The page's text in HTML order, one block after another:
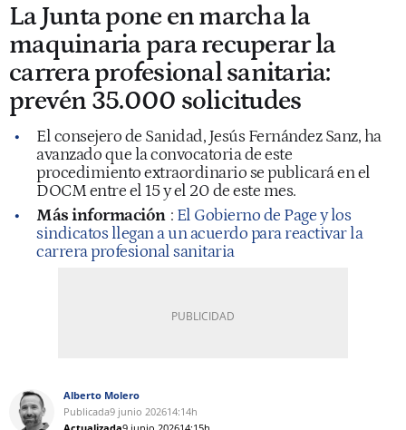
La Junta pone en marcha la
maquinaria para recuperar la
carrera profesional sanitaria:
prevén 35.000 solicitudes
El consejero de Sanidad, Jesús Fernández Sanz, ha
avanzado que la convocatoria de este
procedimiento extraordinario se publicará en el
DOCM entre el 15 y el 20 de este mes.
Más información : El Gobierno de Page y los
sindicatos llegan a un acuerdo para reactivar la
carrera profesional sanitaria
Alberto Molero
Publicada9 junio 202614:14h